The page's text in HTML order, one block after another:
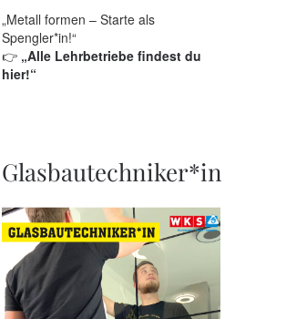
„Metall formen – Starte als
Spengler*in!“
👉 „Alle Lehrbetriebe findest du
hier!“
Glasbautechniker*in